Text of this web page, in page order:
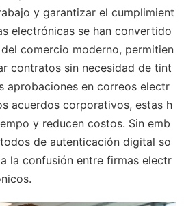
y garantizar el cumplimient
electrónicas se han convertido
comercio moderno, permitien
contratos sin necesidad de tint
aprobaciones en correos electr
acuerdos corporativos, estas h
y reducen costos. Sin emb
de autenticación digital so
la confusión entre firmas electr